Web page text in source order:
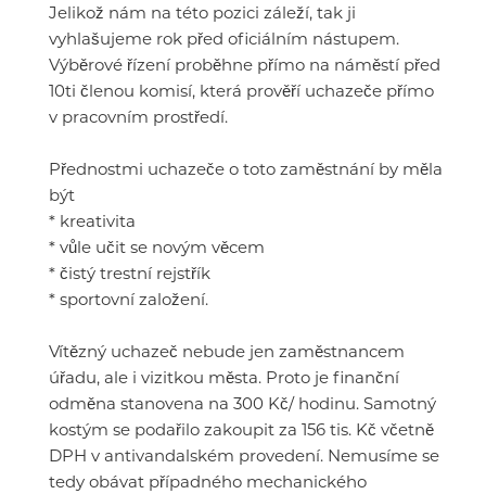
Jelikož nám na této pozici záleží, tak ji
vyhlašujeme rok před oficiálním nástupem.
Výběrové řízení proběhne přímo na náměstí před
10ti členou komisí, která prověří uchazeče přímo
v pracovním prostředí.
Přednostmi uchazeče o toto zaměstnání by měla
být
* kreativita
* vůle učit se novým věcem
* čistý trestní rejstřík
* sportovní založení.
Vítězný uchazeč nebude jen zaměstnancem
úřadu, ale i vizitkou města. Proto je finanční
odměna stanovena na 300 Kč/ hodinu. Samotný
kostým se podařilo zakoupit za 156 tis. Kč včetně
DPH v antivandalském provedení. Nemusíme se
tedy obávat případného mechanického